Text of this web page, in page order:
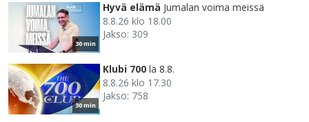
30 min
Hyvä elämä Jumalan voima meissä
8.8.26 klo 18.00
Jakso: 309
30 min
Klubi 700 la 8.8.
8.8.26 klo 17.30
Jakso: 758